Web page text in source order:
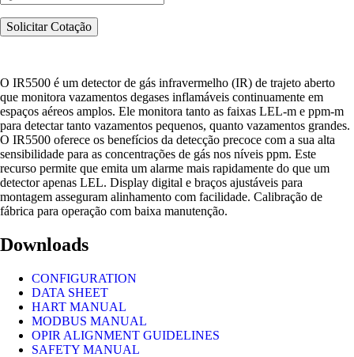
O IR5500 é um detector de gás infravermelho (IR) de trajeto aberto
que monitora vazamentos degases inflamáveis continuamente em
espaços aéreos amplos. Ele monitora tanto as faixas LEL-m e ppm-m
para detectar tanto vazamentos pequenos, quanto vazamentos grandes.
O IR5500 oferece os benefícios da detecção precoce com a sua alta
sensibilidade para as concentrações de gás nos níveis ppm. Este
recurso permite que emita um alarme mais rapidamente do que um
detector apenas LEL. Display digital e braços ajustáveis para
montagem asseguram alinhamento com facilidade. Calibração de
fábrica para operação com baixa manutenção.
Downloads
CONFIGURATION
DATA SHEET
HART MANUAL
MODBUS MANUAL
OPIR ALIGNMENT GUIDELINES
SAFETY MANUAL